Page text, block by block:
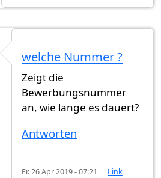
Noch paar monatvonHehav
welche Nummer ?
Zeigt die
Bewerbungsnummer
an, wie lange es dauert?
Antworten
Fr. 26 Apr 2019 - 07:21 Link